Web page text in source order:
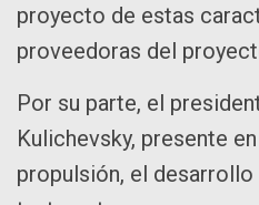
proyecto de estas
proveedoras del
Por su parte, el
Kulichevsky, presente
propulsión, el